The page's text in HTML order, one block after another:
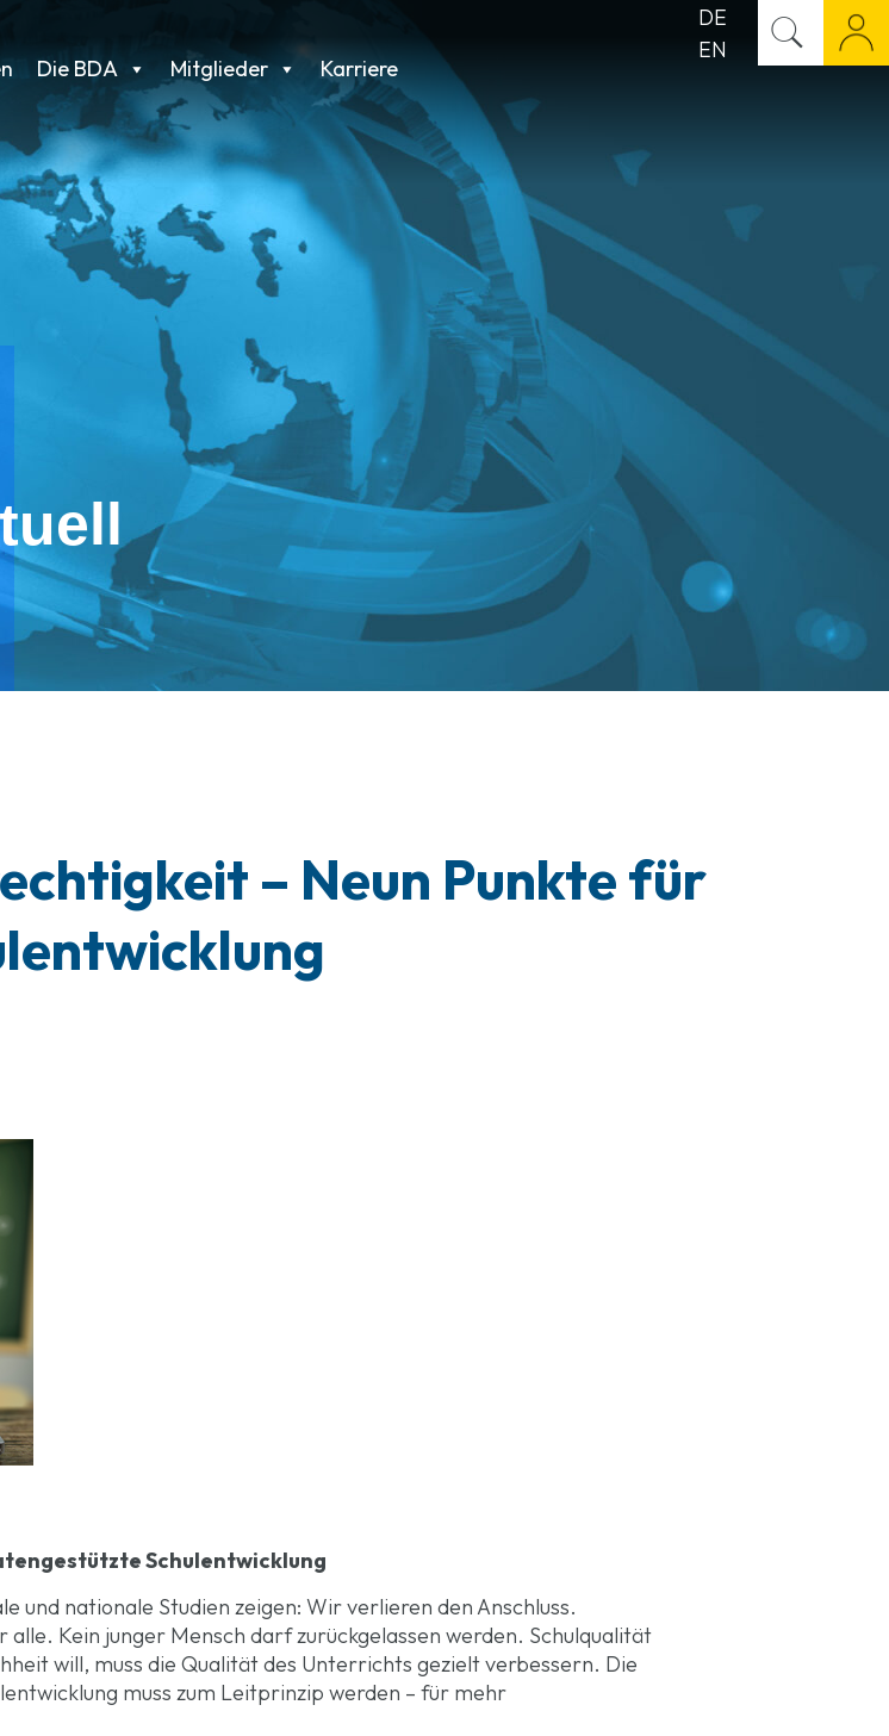
Die BDA Mitglieder Karriere
DE
EN
– Neun Punkte für
Schulentwicklung
und nationale Studien zeigen: Wir verlieren den Anschluss.
Kein junger Mensch darf zurückgelassen werden. Schulqualität
will, muss die Qualität des Unterrichts gezielt verbessern. Die
muss zum Leitprinzip werden – für mehr